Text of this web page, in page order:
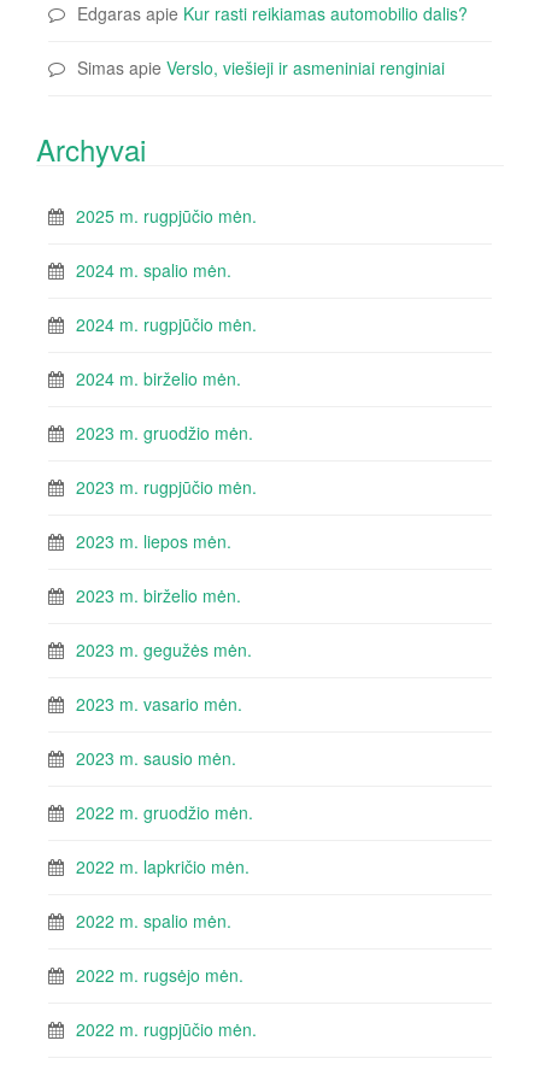
Edgaras apie Kur rasti reikiamas automobilio dalis?
Simas apie Verslo, viešieji ir asmeniniai renginiai
Archyvai
2025 m. rugpjūčio mėn.
2024 m. spalio mėn.
2024 m. rugpjūčio mėn.
2024 m. birželio mėn.
2023 m. gruodžio mėn.
2023 m. rugpjūčio mėn.
2023 m. liepos mėn.
2023 m. birželio mėn.
2023 m. gegužės mėn.
2023 m. vasario mėn.
2023 m. sausio mėn.
2022 m. gruodžio mėn.
2022 m. lapkričio mėn.
2022 m. spalio mėn.
2022 m. rugsėjo mėn.
2022 m. rugpjūčio mėn.